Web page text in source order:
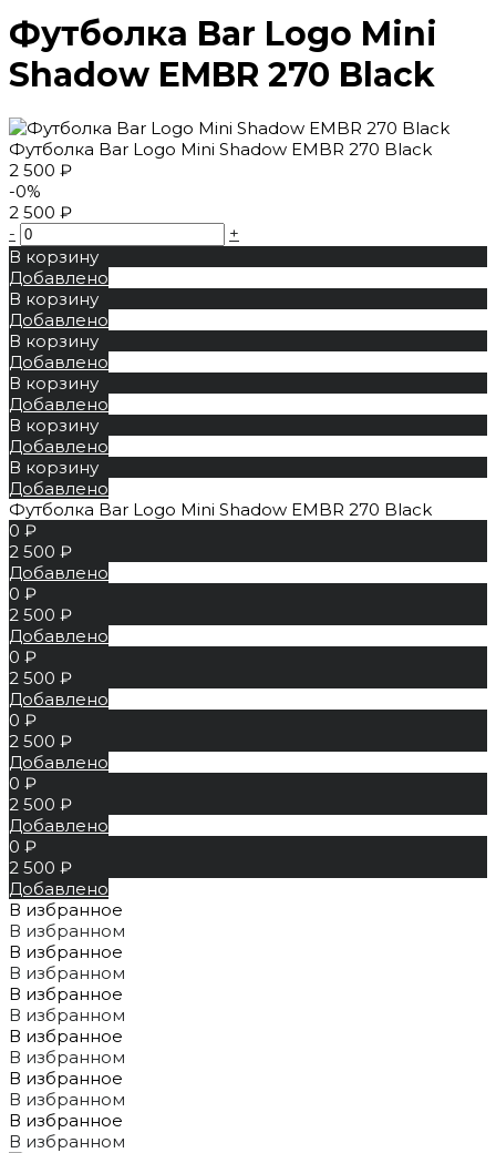
Футболка Bar Logo Mini
Shadow EMBR 270 Black
Футболка Bar Logo Mini Shadow EMBR 270 Black
2 500 ₽
-0%
2 500 ₽
-
+
В корзину
Добавлено
В корзину
Добавлено
В корзину
Добавлено
В корзину
Добавлено
В корзину
Добавлено
В корзину
Добавлено
Футболка Bar Logo Mini Shadow EMBR 270 Black
0 ₽
2 500 ₽
Добавлено
0 ₽
2 500 ₽
Добавлено
0 ₽
2 500 ₽
Добавлено
0 ₽
2 500 ₽
Добавлено
0 ₽
2 500 ₽
Добавлено
0 ₽
2 500 ₽
Добавлено
В избранное
В избранном
В избранное
В избранном
В избранное
В избранном
В избранное
В избранном
В избранное
В избранном
В избранное
В избранном